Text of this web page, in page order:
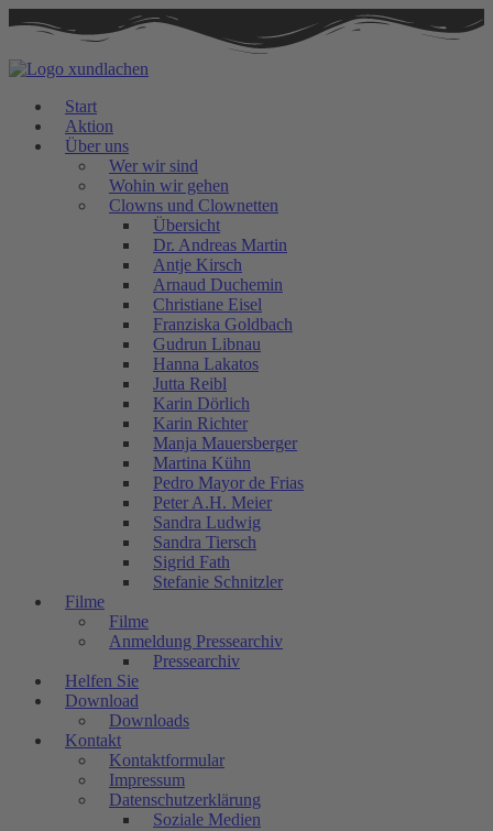
Inhalt
springen
Start
Aktion
Über uns
Wer wir sind
Wohin wir gehen
Clowns und Clownetten
Übersicht
Dr. Andreas Martin
Antje Kirsch
Arnaud Duchemin
Christiane Eisel
Franziska Goldbach
Gudrun Libnau
Hanna Lakatos
Jutta Reibl
Karin Dörlich
Karin Richter
Manja Mauersberger
Martina Kühn
Pedro Mayor de Frias
Peter A.H. Meier
Sandra Ludwig
Sandra Tiersch
Sigrid Fath
Stefanie Schnitzler
Filme
Filme
Anmeldung Pressearchiv
Pressearchiv
Helfen Sie
Download
Downloads
Kontakt
Kontaktformular
Impressum
Datenschutzerklärung
Soziale Medien